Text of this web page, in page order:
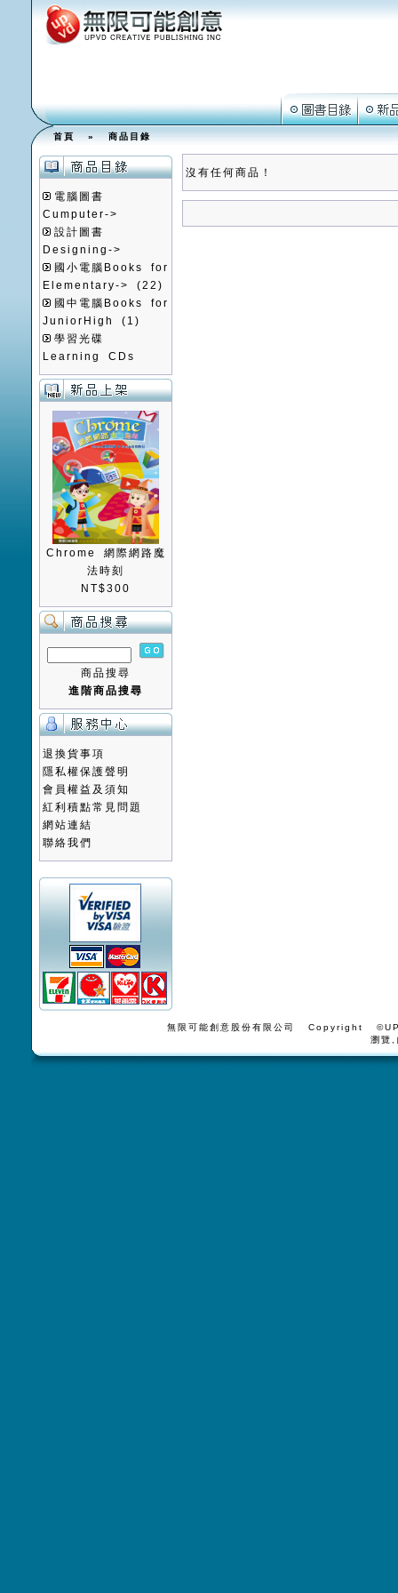
首頁»商品目錄
電腦圖書
Cumputer->
設計圖書
Designing->
國小電腦Books for
Elementary->
(22)
國中電腦Books for
JuniorHigh
(1)
學習光碟
Learning CDs
Chrome 網際網路魔
法時刻
NT$300
商品搜尋
進階商品搜尋
退換貨事項
隱私權保護聲明
會員權益及須知
紅利積點常見問題
網站連結
聯絡我們
沒有任何商品！
無限可能創意股份有限公司 Copyright
瀏